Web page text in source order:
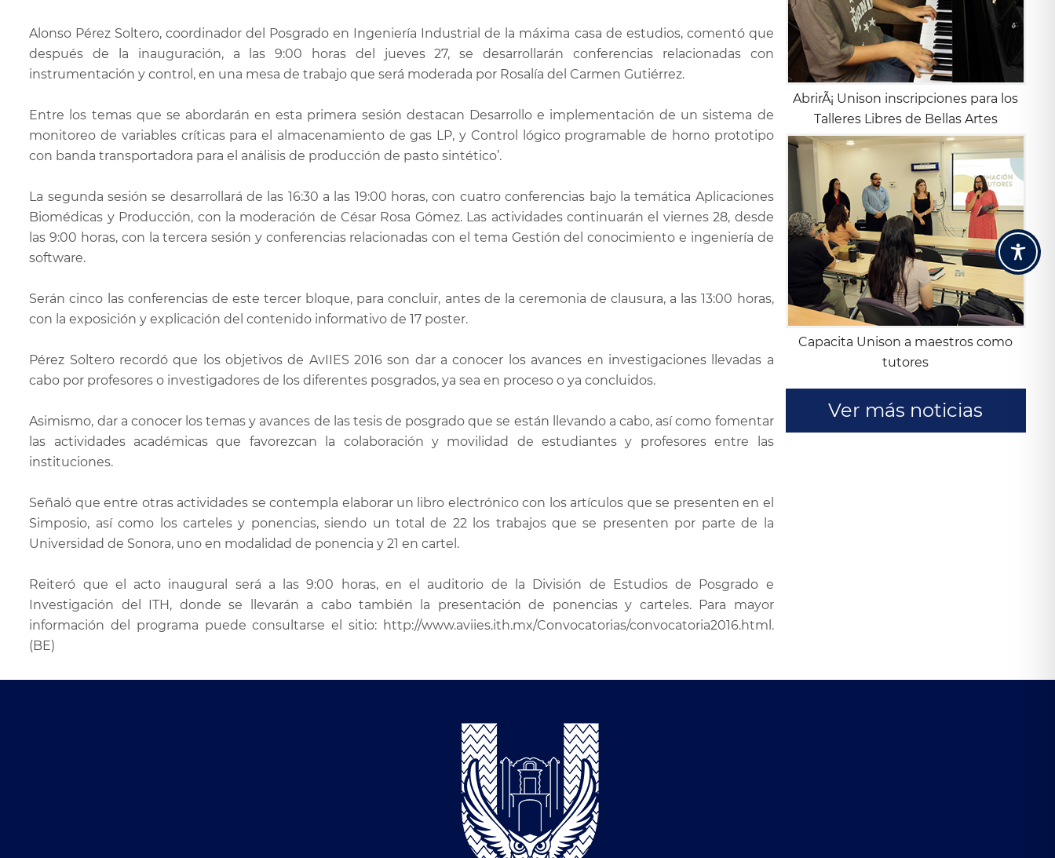
Alonso Pérez Soltero, coordinador del Posgrado en Ingeniería Industrial de la máxima casa de estudios, comentó que
después de la inauguración, a las 9:00 horas del jueves 27, se desarrollarán conferencias relacionadas con
instrumentación y control, en una mesa de trabajo que será moderada por Rosalía del Carmen Gutiérrez.
Entre los temas que se abordarán en esta primera sesión destacan Desarrollo e implementación de un sistema de
monitoreo de variables críticas para el almacenamiento de gas LP, y Control lógico programable de horno prototipo
con banda transportadora para el análisis de producción de pasto sintético’.
La segunda sesión se desarrollará de las 16:30 a las 19:00 horas, con cuatro conferencias bajo la temática Aplicaciones
Biomédicas y Producción, con la moderación de César Rosa Gómez. Las actividades continuarán el viernes 28, desde
las 9:00 horas, con la tercera sesión y conferencias relacionadas con el tema Gestión del conocimiento e ingeniería de
software.
Serán cinco las conferencias de este tercer bloque, para concluir, antes de la ceremonia de clausura, a las 13:00 horas,
con la exposición y explicación del contenido informativo de 17 poster.
Pérez Soltero recordó que los objetivos de AvIIES 2016 son dar a conocer los avances en investigaciones llevadas a
cabo por profesores o investigadores de los diferentes posgrados, ya sea en proceso o ya concluidos.
Asimismo, dar a conocer los temas y avances de las tesis de posgrado que se están llevando a cabo, así como fomentar
las actividades académicas que favorezcan la colaboración y movilidad de estudiantes y profesores entre las
instituciones.
Señaló que entre otras actividades se contempla elaborar un libro electrónico con los artículos que se presenten en el
Simposio, así como los carteles y ponencias, siendo un total de 22 los trabajos que se presenten por parte de la
Universidad de Sonora, uno en modalidad de ponencia y 21 en cartel.
Reiteró que el acto inaugural será a las 9:00 horas, en el auditorio de la División de Estudios de Posgrado e
Investigación del ITH, donde se llevarán a cabo también la presentación de ponencias y carteles. Para mayor
información del programa puede consultarse el sitio: http://www.aviies.ith.mx/Convocatorias/convocatoria2016.html.
(BE)
AbrirÃ¡ Unison inscripciones para los
Talleres Libres de Bellas Artes
Capacita Unison a maestros como
tutores
Ver más noticias